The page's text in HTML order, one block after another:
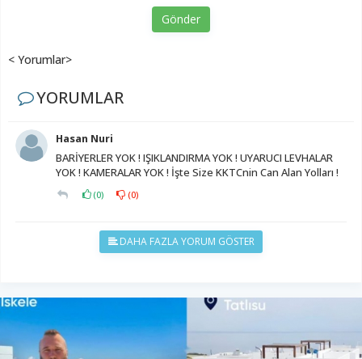
Gönder
< Yorumlar>
YORUMLAR
Hasan Nuri
BARİYERLER YOK ! IŞIKLANDIRMA YOK ! UYARUCI LEVHALAR
YOK ! KAMERALAR YOK ! İşte Size KKTCnin Can Alan Yolları !
(0) (0)
DAHA FAZLA YORUM GÖSTER